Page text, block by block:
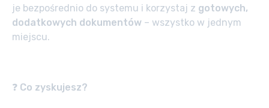
je bezpośrednio do systemu i korzystaj z gotowych,
dodatkowych dokumentów – wszystko w jednym
miejscu.
❓ Co zyskujesz?